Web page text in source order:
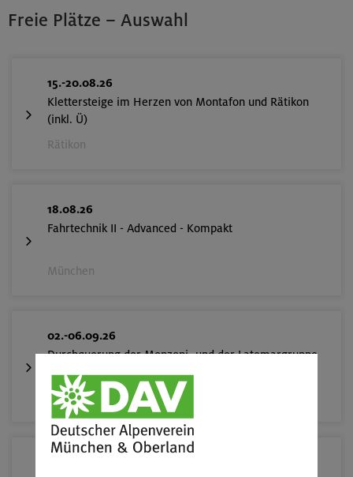
Freie Plätze – Auswahl
15.-20.08.26
Klettersteige im Herzen von Montafon und Rätikon
(inkl. Ü)
Rätikon
18.08.26
Fahrtechnik II - Advanced - Kompakt
München
02.-06.09.26
Durchquerung der Monzoni- und der Latemargruppe
Dolomiten